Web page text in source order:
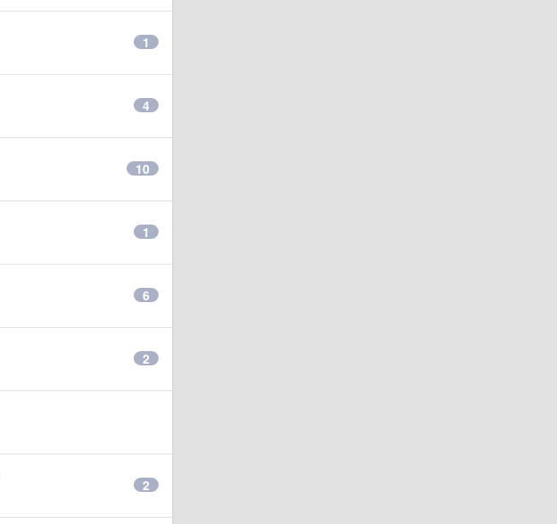
1
4
10
1
6
2
2